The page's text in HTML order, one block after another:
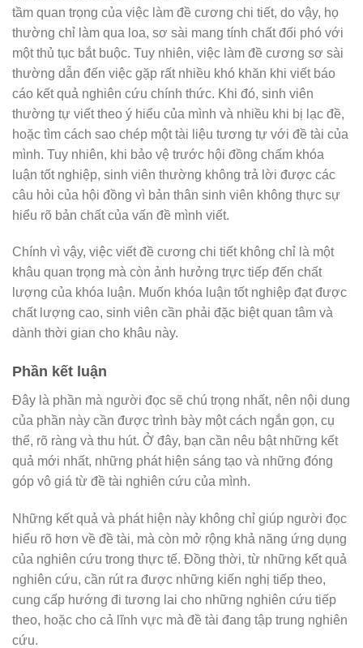
tầm quan trọng của việc làm đề cương chi tiết, do vậy, họ
thường chỉ làm qua loa, sơ sài mang tính chất đối phó với
một thủ tục bắt buộc. Tuy nhiên, việc làm đề cương sơ sài
thường dẫn đến việc gặp rất nhiều khó khăn khi viết báo
cáo kết quả nghiên cứu chính thức. Khi đó, sinh viên
thường tự viết theo ý hiểu của mình và nhiều khi bị lạc đề,
hoặc tìm cách sao chép một tài liệu tương tự với đề tài của
mình. Tuy nhiên, khi bảo vệ trước hội đồng chấm khóa
luận tốt nghiệp, sinh viên thường không trả lời được các
câu hỏi của hội đồng vì bản thân sinh viên không thực sự
hiểu rõ bản chất của vấn đề mình viết.
Chính vì vậy, việc viết đề cương chi tiết không chỉ là một
khâu quan trọng mà còn ảnh hưởng trực tiếp đến chất
lượng của khóa luận. Muốn khóa luận tốt nghiệp đạt được
chất lượng cao, sinh viên cần phải đặc biệt quan tâm và
dành thời gian cho khâu này.
Phần kết luận
Đây là phần mà người đọc sẽ chú trọng nhất, nên nội dung
của phần này cần được trình bày một cách ngắn gọn, cụ
thể, rõ ràng và thu hút. Ở đây, bạn cần nêu bật những kết
quả mới nhất, những phát hiện sáng tạo và những đóng
góp vô giá từ đề tài nghiên cứu của mình.
Những kết quả và phát hiện này không chỉ giúp người đọc
hiểu rõ hơn về đề tài, mà còn mở rộng khả năng ứng dụng
của nghiên cứu trong thực tế. Đồng thời, từ những kết quả
nghiên cứu, cần rút ra được những kiến nghị tiếp theo,
cung cấp hướng đi tương lai cho những nghiên cứu tiếp
theo, hoặc cho cả lĩnh vực mà đề tài đang tập trung nghiên
cứu.